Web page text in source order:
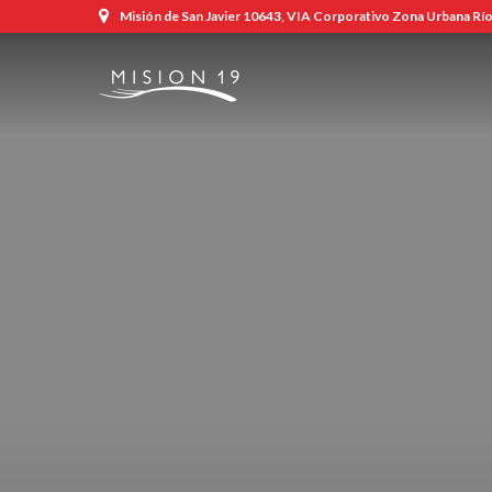
Misión de San Javier 10643, VIA Corporativo Zona Urbana